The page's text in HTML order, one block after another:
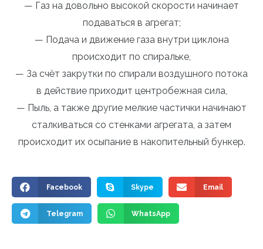
— Газ на довольно высокой скорости начинает
подаваться в агрегат;
— Подача и движение газа внутри циклона
происходит по спиральке,
— За счёт закрутки по спирали воздушного потока
в действие приходит центробежная сила,
— Пыль, а также другие мелкие частички начинают
сталкиваться со стенками агрегата, а затем
происходит их осыпание в накопительный бункер.
Facebook Skype Email
Telegram WhatsApp